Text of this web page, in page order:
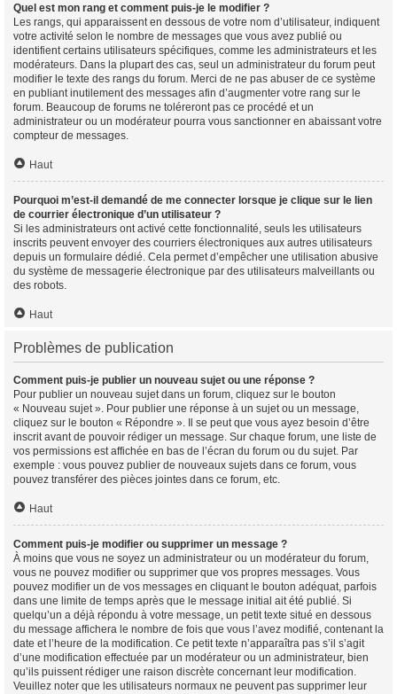
Quel est mon rang et comment puis-je le modifier ?
Les rangs, qui apparaissent en dessous de votre nom d’utilisateur, indiquent
votre activité selon le nombre de messages que vous avez publié ou
identifient certains utilisateurs spécifiques, comme les administrateurs et les
modérateurs. Dans la plupart des cas, seul un administrateur du forum peut
modifier le texte des rangs du forum. Merci de ne pas abuser de ce système
en publiant inutilement des messages afin d’augmenter votre rang sur le
forum. Beaucoup de forums ne toléreront pas ce procédé et un
administrateur ou un modérateur pourra vous sanctionner en abaissant votre
compteur de messages.
Haut
Pourquoi m’est-il demandé de me connecter lorsque je clique sur le lien
de courrier électronique d’un utilisateur ?
Si les administrateurs ont activé cette fonctionnalité, seuls les utilisateurs
inscrits peuvent envoyer des courriers électroniques aux autres utilisateurs
depuis un formulaire dédié. Cela permet d’empêcher une utilisation abusive
du système de messagerie électronique par des utilisateurs malveillants ou
des robots.
Haut
Problèmes de publication
Comment puis-je publier un nouveau sujet ou une réponse ?
Pour publier un nouveau sujet dans un forum, cliquez sur le bouton
« Nouveau sujet ». Pour publier une réponse à un sujet ou un message,
cliquez sur le bouton « Répondre ». Il se peut que vous ayez besoin d’être
inscrit avant de pouvoir rédiger un message. Sur chaque forum, une liste de
vos permissions est affichée en bas de l’écran du forum ou du sujet. Par
exemple : vous pouvez publier de nouveaux sujets dans ce forum, vous
pouvez transférer des pièces jointes dans ce forum, etc.
Haut
Comment puis-je modifier ou supprimer un message ?
À moins que vous ne soyez un administrateur ou un modérateur du forum,
vous ne pouvez modifier ou supprimer que vos propres messages. Vous
pouvez modifier un de vos messages en cliquant le bouton adéquat, parfois
dans une limite de temps après que le message initial ait été publié. Si
quelqu’un a déjà répondu à votre message, un petit texte situé en dessous
du message affichera le nombre de fois que vous l’avez modifié, contenant la
date et l’heure de la modification. Ce petit texte n’apparaîtra pas s’il s’agit
d’une modification effectuée par un modérateur ou un administrateur, bien
qu’ils puissent rédiger une raison discrète concernant leur modification.
Veuillez noter que les utilisateurs normaux ne peuvent pas supprimer leur